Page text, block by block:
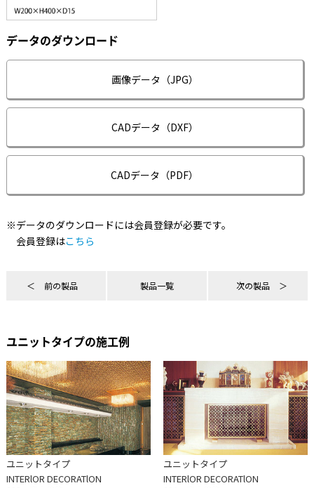
データのダウンロード
画像データ（JPG）
CADデータ（DXF）
CADデータ（PDF）
※データのダウンロードには会員登録が必要です。
会員登録はこちら
前の製品 製品一覧 次の製品
ユニットタイプの施工例
ユニットタイプ
INTERlOR DECORATlON
ユニットタイプ
INTERlOR DECORATlON